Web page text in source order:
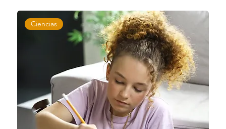
Ciencias